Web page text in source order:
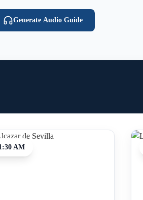
Generate Audio Guide
AM